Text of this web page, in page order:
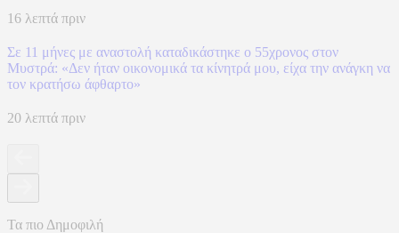
16 λεπτά πριν
Σε 11 μήνες με αναστολή καταδικάστηκε ο 55χρονος στον
Μυστρά: «Δεν ήταν οικονομικά τα κίνητρά μου, είχα την ανάγκη να
τον κρατήσω άφθαρτο»
20 λεπτά πριν
Τα πιο Δημοφιλή